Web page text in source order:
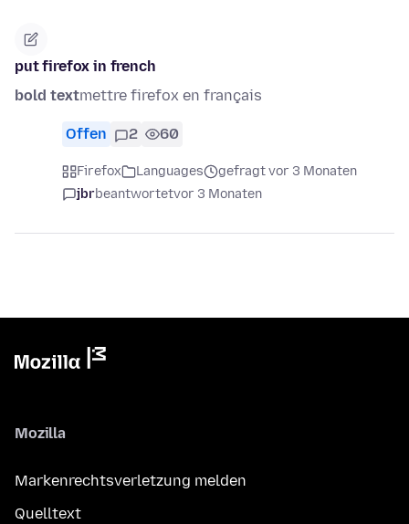
put firefox in french
bold textmettre firefox en français
Offen 2 60
Firefox Languages
gefragt vor 3 Monaten
jbrbeantwortetvor 3 Monaten
Mozilla
Markenrechtsverletzung melden
Quelltext